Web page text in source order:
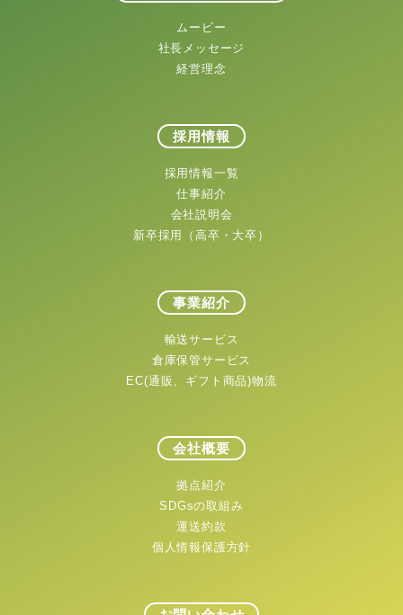
ムービー
社長メッセージ
経営理念
採用情報
採用情報一覧
仕事紹介
会社説明会
新卒採用（高卒・大卒）
事業紹介
輸送サービス
倉庫保管サービス
EC(通販、ギフト商品)物流
会社概要
拠点紹介
SDGsの取組み
運送約款
個人情報保護方針